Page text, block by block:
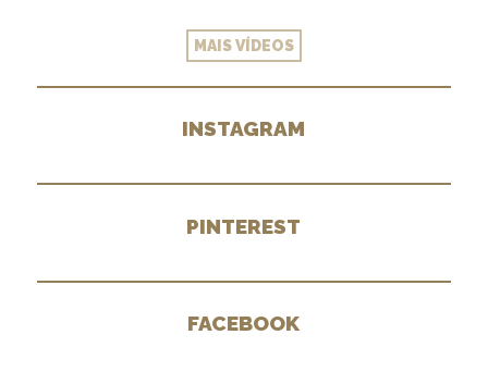
MAIS VÍDEOS
INSTAGRAM
PINTEREST
FACEBOOK